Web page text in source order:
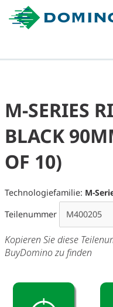
M-SERIES
BLACK
OF 10)
Technologiefamilie: M-
Teilenummer
Kopieren Sie diese
BuyDomino zu finden